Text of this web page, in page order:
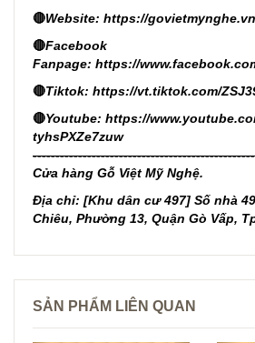
🔴Website: https://
🔴Facebook
Fanpage: https://
🔴Tiktok: https://vt.tiktok.com/
🔴Youtube: https://
tyhsPXZe7zuw
Cửa hàng Gỗ Việt Mỹ Nghệ.
Địa chỉ: [Khu dân cư 497] Số nhà
Chiêu, Phường 13, Quận Gò Vấp,
SẢN PHẨM LIÊN QUAN